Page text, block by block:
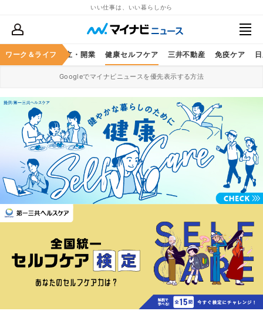
いい仕事は、いい暮らしから
ワーク＆ライフ
ヤマハ発動機 独立・開業 健康セルフケア 三井不動産 免疫ケア
Googleでマイナビニュースを優先表示する方法